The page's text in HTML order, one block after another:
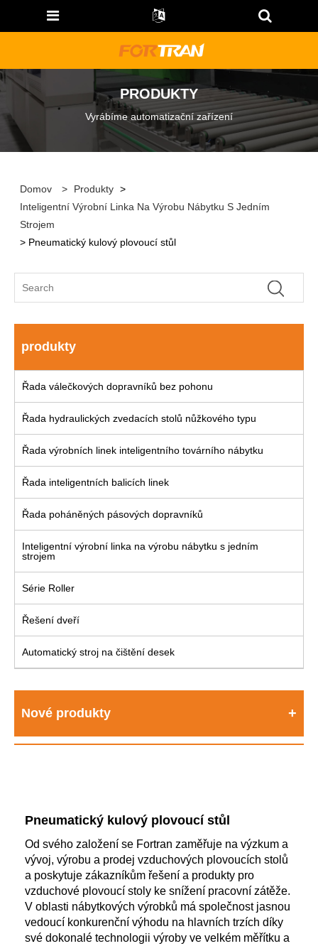
PRODUKTY
Vyrábíme automatizační zařízení
Domov > Produkty >
Inteligentní Výrobní Linka Na Výrobu Nábytku S Jedním
Strojem
> Pneumatický kulový plovoucí stůl
produkty
Řada válečkových dopravníků bez pohonu
Řada hydraulických zvedacích stolů nůžkového typu
Řada výrobních linek inteligentního továrního nábytku
Řada inteligentních balicích linek
Řada poháněných pásových dopravníků
Inteligentní výrobní linka na výrobu nábytku s jedním
strojem
Série Roller
Řešení dveří
Automatický stroj na čištění desek
Nové produkty
Pneumatický kulový plovoucí stůl
Od svého založení se Fortran zaměřuje na výzkum a
vývoj, výrobu a prodej vzduchových plovoucích stolů
a poskytuje zákazníkům řešení a produkty pro
vzduchové plovoucí stoly ke snížení pracovní zátěže.
V oblasti nábytkových výrobků má společnost jasnou
vedoucí konkurenční výhodu na hlavních trzích díky
své dokonalé technologii výroby ve velkém měřítku a